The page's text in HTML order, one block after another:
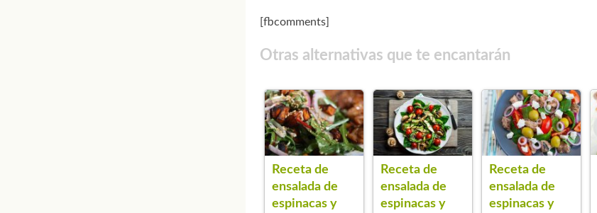
[fbcomments]
Otras alternativas que te encantarán
Receta de
ensalada de
espinacas y
Receta de
ensalada de
espinacas y
Receta de
ensalada de
espinacas y